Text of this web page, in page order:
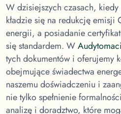
W dzisiejszych czasach,
kładzie się na redukcję emisji
energii, a posiadanie
się standardem. W
tych dokumentów i oferujemy
obejmujące świadectwa
naszemu doświadczeniu i
nie tylko spełnienie
analizę i doradztwo, które